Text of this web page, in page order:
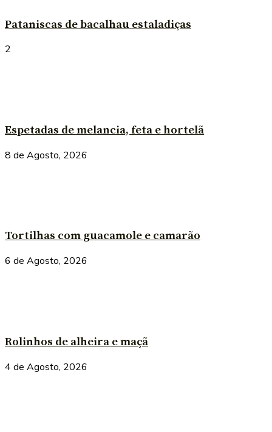
Pataniscas de bacalhau estaladiças
2
Espetadas de melancia, feta e hortelã
8 de Agosto, 2026
Tortilhas com guacamole e camarão
6 de Agosto, 2026
Rolinhos de alheira e maçã
4 de Agosto, 2026